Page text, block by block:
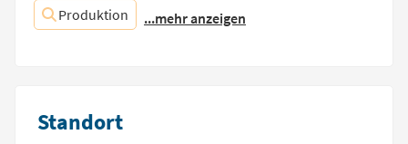
Produktion ...mehr anzeigen
Standort